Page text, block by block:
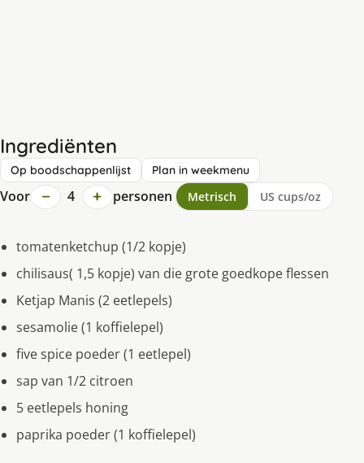
Ingrediënten
Op boodschappenlijst Plan in weekmenu
Voor − 4 + personen Metrisch US cups/oz
tomatenketchup (1/2 kopje)
chilisaus( 1,5 kopje) van die grote goedkope flessen
Ketjap Manis (2 eetlepels)
sesamolie (1 koffielepel)
five spice poeder (1 eetlepel)
sap van 1/2 citroen
5 eetlepels honing
paprika poeder (1 koffielepel)